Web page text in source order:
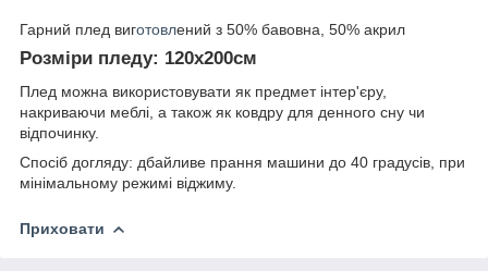
Гарний плед виготовлений з 50% бавовна, 50% акрил
Розміри пледу: 120x200см
Плед можна використовувати як предмет інтер'єру,
накриваючи меблі, а також як ковдру для денного сну чи
відпочинку.
Спосіб догляду: дбайливе прання машини до 40 градусів, при
мінімальному режимі віджиму.
Приховати